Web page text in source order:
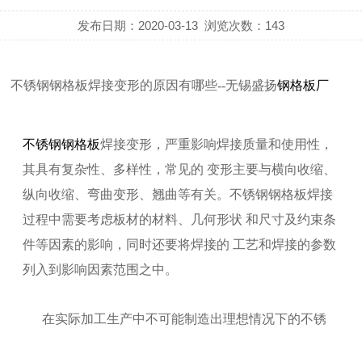
发布日期：2020-03-13 浏览次数： 143
不锈钢钢格板焊接变形的原因有哪些--无锡盛扬钢格板厂
不锈钢钢格板焊接变形，严重影响焊接质量和使用性，
其具有复杂性、多样性，常见的 变形主要与横向收缩、
纵向收缩、弯曲变形、翘曲等有关。不锈钢钢格板焊接
过程中需要考虑板材的材料、几何形状 和尺寸及约束条
件等因素的影响，同时还要将焊接的 工艺和焊接的参数
列入到影响因素范围之中。
在实际加工生产中不可能制造出理想情况下的不锈